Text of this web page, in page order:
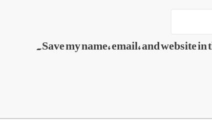
Save my name, email, and website